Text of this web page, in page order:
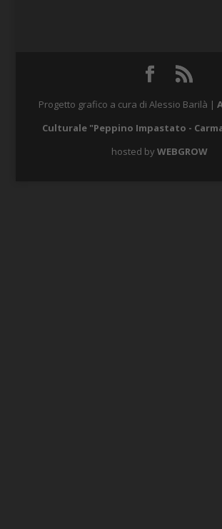
Progetto grafico a cura di Alessio Barilà |
Culturale "Peppino Impastato -
hosted byWEBGROW